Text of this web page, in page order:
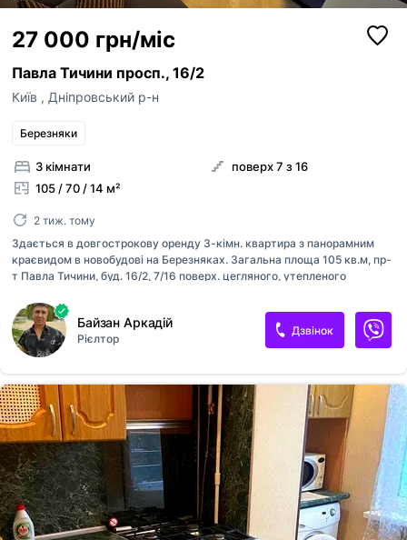
27 000 грн/міс
Павла Тичини просп., 16/2
Київ , Дніпровський р-н
Березняки
3 кімнати
105 / 70 / 14 м²
поверх 7 з 16
2 тиж. тому
Здається в довгострокову оренду 3-кімн. квартира з панорамним
краєвидом в новобудові на Березняках. Загальна площа 105 кв.м, пр-
т Павла Тичини, буд. 16/2, 7/16 поверх. цегляного, утепленого
місця (за потреби - докуплять), велика кухня з вбудованими меблями
та всією необхідною побутовою технікою: посудомийна та пральна
машини, мікрохвильова піч, кондиціонери, велика гардеробна,
простора лоджія, 2 сан.вузли: з душовою кабіною і з ванною.
Закритий двір, у дворі є парковка, підземний паркінг (бомбосховище).
Чудове розташування у самому центрі мікрорайону. Поруч Дніпро з
облаштованою Набережною, озеро Тельбін з великою п...
Байзан Аркадій
Рієлтор
Дзвінок